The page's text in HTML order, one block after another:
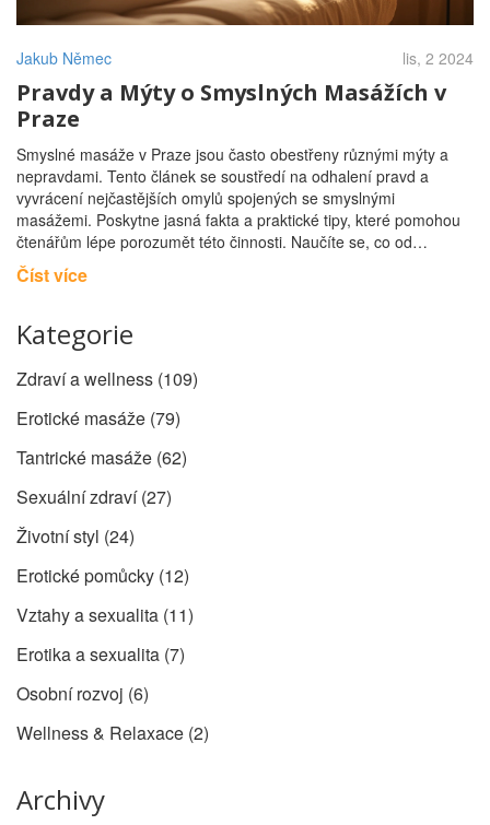
Jakub Němec lis, 2 2024
Pravdy a Mýty o Smyslných Masážích v
Praze
Smyslné masáže v Praze jsou často obestřeny různými mýty a
nepravdami. Tento článek se soustředí na odhalení pravd a
vyvrácení nejčastějších omylů spojených se smyslnými
masážemi. Poskytne jasná fakta a praktické tipy, které pomohou
čtenářům lépe porozumět této činnosti. Naučíte se, co od
takových masáží očekávat a jak si je vychutnat naplno.
Číst více
Kategorie
Zdraví a wellness (109)
Erotické masáže (79)
Tantrické masáže (62)
Sexuální zdraví(27)
Životní styl (24)
Erotické pomůcky (12)
Vztahy a sexualita (11)
Erotika a sexualita (7)
Osobní rozvoj (6)
Wellness & Relaxace (2)
Archivy